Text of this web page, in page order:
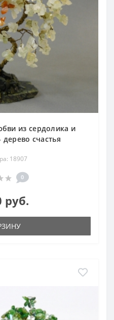
из сердолика и
счастья
18907
0
руб.